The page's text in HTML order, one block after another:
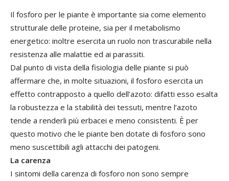
Il fosforo per le piante è importante sia come elemento
strutturale delle proteine, sia per il metabolismo
energetico: inoltre esercita un ruolo non trascurabile nella
resistenza alle malattie ed ai parassiti.
Dal punto di vista della fisiologia delle piante si può
affermare che, in molte situazioni, il fosforo esercita un
effetto contrapposto a quello dell’azoto: difatti esso esalta
la robustezza e la stabilità dei tessuti, mentre l’azoto
tende a renderli più erbacei e meno consistenti. È per
questo motivo che le piante ben dotate di fosforo sono
meno suscettibili agli attacchi dei patogeni.
La carenza
I sintomi della carenza di fosforo non sono sempre